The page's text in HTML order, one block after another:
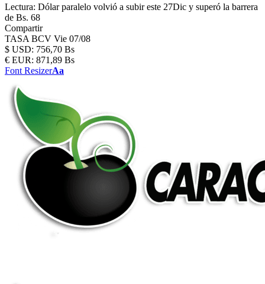
Lectura: Dólar paralelo volvió a subir este 27Dic y superó la barrera
de Bs. 68
Compartir
TASA BCV Vie 07/08
$ USD: 756,70 Bs
€ EUR: 871,89 Bs
Font ResizerAa